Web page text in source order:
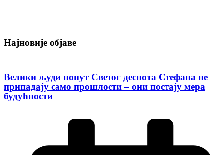
Најновије објаве
Велики људи попут Светог деспота Стефана не
припадају само прошлости – они постају мера
будућности